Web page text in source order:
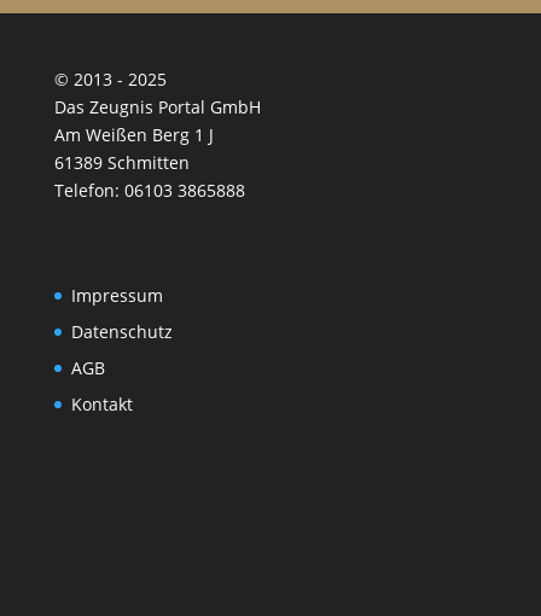
© 2013 - 2025
Das Zeugnis Portal GmbH
Am Weißen Berg 1 J
61389 Schmitten
Telefon: 06103 3865888
Impressum
Datenschutz
AGB
Kontakt